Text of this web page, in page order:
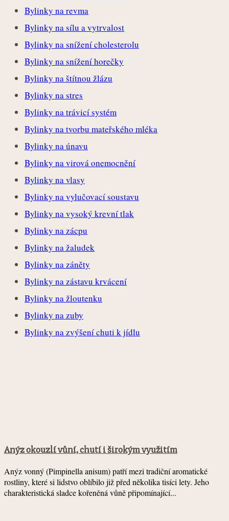
Bylinky na revma
Bylinky na sílu a vytrvalost
Bylinky na snížení cholesterolu
Bylinky na snížení horečky
Bylinky na štítnou žlázu
Bylinky na stres
Bylinky na trávicí systém
Bylinky na tvorbu mateřského mléka
Bylinky na únavu
Bylinky na virová onemocnění
Bylinky na vlasy
Bylinky na vylučovací soustavu
Bylinky na vysoký krevní tlak
Bylinky na zácpu
Bylinky na žaludek
Bylinky na záněty
Bylinky na zástavu krvácení
Bylinky na žloutenku
Bylinky na zuby
Bylinky na zvýšení chuti k jídlu
Anýz okouzlí vůní, chutí i širokým využitím
Anýz vonný (Pimpinella anisum) patří mezi tradiční aromatické
rostliny, které si lidstvo oblíbilo již před několika tisíci lety. Jeho
charakteristická sladce kořeněná vůně připomínající...